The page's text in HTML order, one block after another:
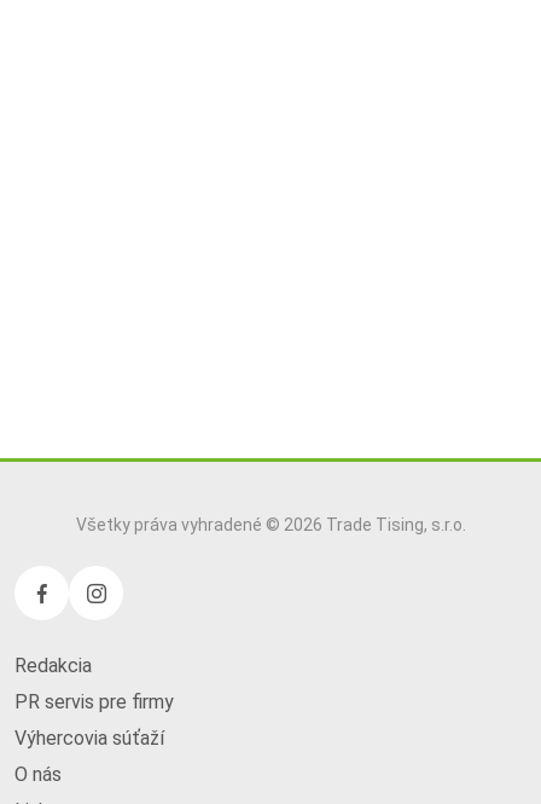
Všetky práva vyhradené © 2026 Trade Tising, s.r.o.
Redakcia
PR servis pre firmy
Výhercovia súťaží
O nás